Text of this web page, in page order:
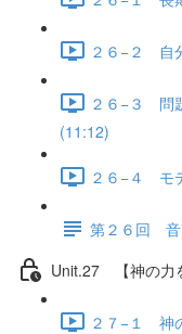
２６−２ 自
２６−３ 問
(11:12)
２６−４ モ
第２６回 音
Unit.27 【神の力
２７−１ 神